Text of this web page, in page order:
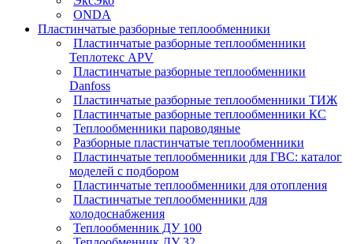
ONDA
Пластинчатые разборные теплообменники
Пластинчатые разборные теплообменники
Теплотекс APV
Пластинчатые разборные теплообменники
Danfoss
Пластинчатые разборные теплообменники ТИЖ
Пластинчатые разборные теплообменники КC
Теплообменники пароводяные
Разборные пластинчатые теплообменники
Пластинчатые теплообменники для ГВС: каталог
моделей с подбором
Пластинчатые теплообменники для отопления
Пластинчатые теплообменники для
холодоснабжения
Теплообменник ДУ 100